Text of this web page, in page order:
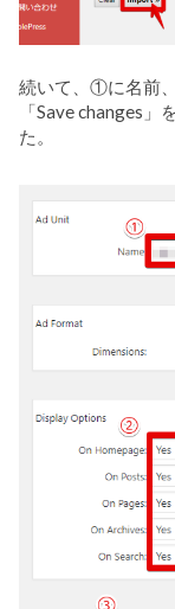
続いて、①に名前
「Save changes
た。